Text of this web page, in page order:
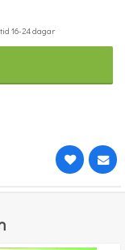
- Study Score
16-24 dagar